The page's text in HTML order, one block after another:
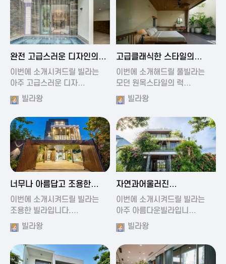
2024-11-19 01:13
완전 고급스러운 디자인의
빌라
이번에 소개시켜드릴 빌라는
아주 고급스러운 디자…
빌라왕
2024-11-19 00:37
고급클래식한 스타일의
럭셔리 풀빌라
이번에 소개해드릴 풀빌라는
모던 원목스타일의 럭…
빌라왕
2024-11-19 01:47
너무나 아름답고 조용한
풀빌라
이번에 소개시켜드릴 빌라는
조용한 빌라입니다.…
빌라왕
2024-11-19 01:17
자연과어울러진
아름다운풀빌라
이번에 소개시켜드릴 빌라는
아주 아름다운빌라입니…
빌라왕